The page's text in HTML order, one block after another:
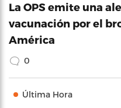
La OPS emite una
vacunación por el
América
0
Última Hora